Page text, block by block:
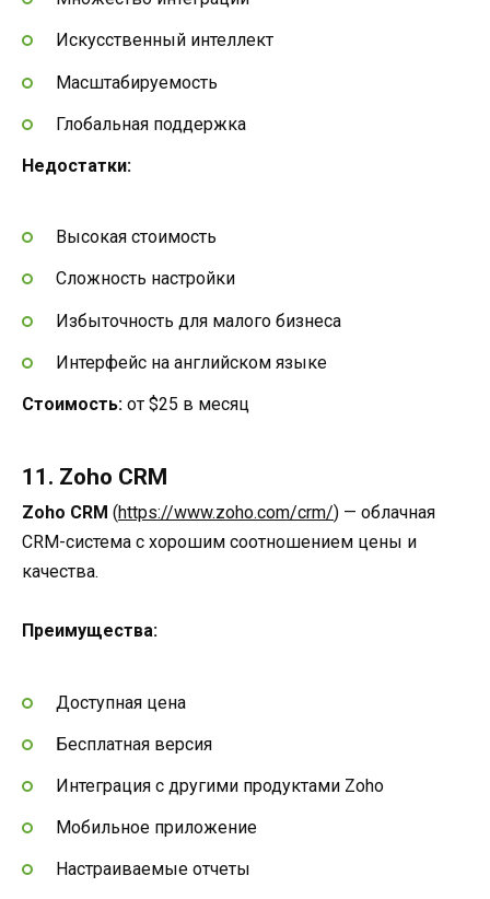
Искусственный интеллект
Масштабируемость
Глобальная поддержка
Недостатки:
Высокая стоимость
Сложность настройки
Избыточность для малого бизнеса
Интерфейс на английском языке
Стоимость: от $25 в месяц
11. Zoho CRM
Zoho CRM (https://www.zoho.com/crm/) — облачная
CRM-система с хорошим соотношением цены и
качества.
Преимущества:
Доступная цена
Бесплатная версия
Интеграция с другими продуктами Zoho
Мобильное приложение
Настраиваемые отчеты